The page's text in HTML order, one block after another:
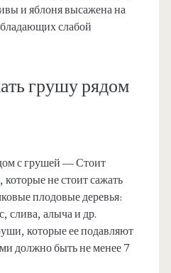
и яблоня высажена на
слабой
грушу рядом
с грушей — Стоит
которые не стоит сажать
плодовые деревья:
слива, алыча и др.
которые ее подавляют
должно быть не менее 7